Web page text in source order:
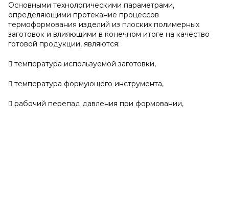
Основными технологическими параметрами,
определяющими протекание процессов
термоформования изделий из плоских полимерных
заготовок и влияющими в конечном итоге на качество
готовой продукции, являются:
 температура используемой заготовки,
 температура формующего инструмента,
 рабочий перепад давления при формовании,